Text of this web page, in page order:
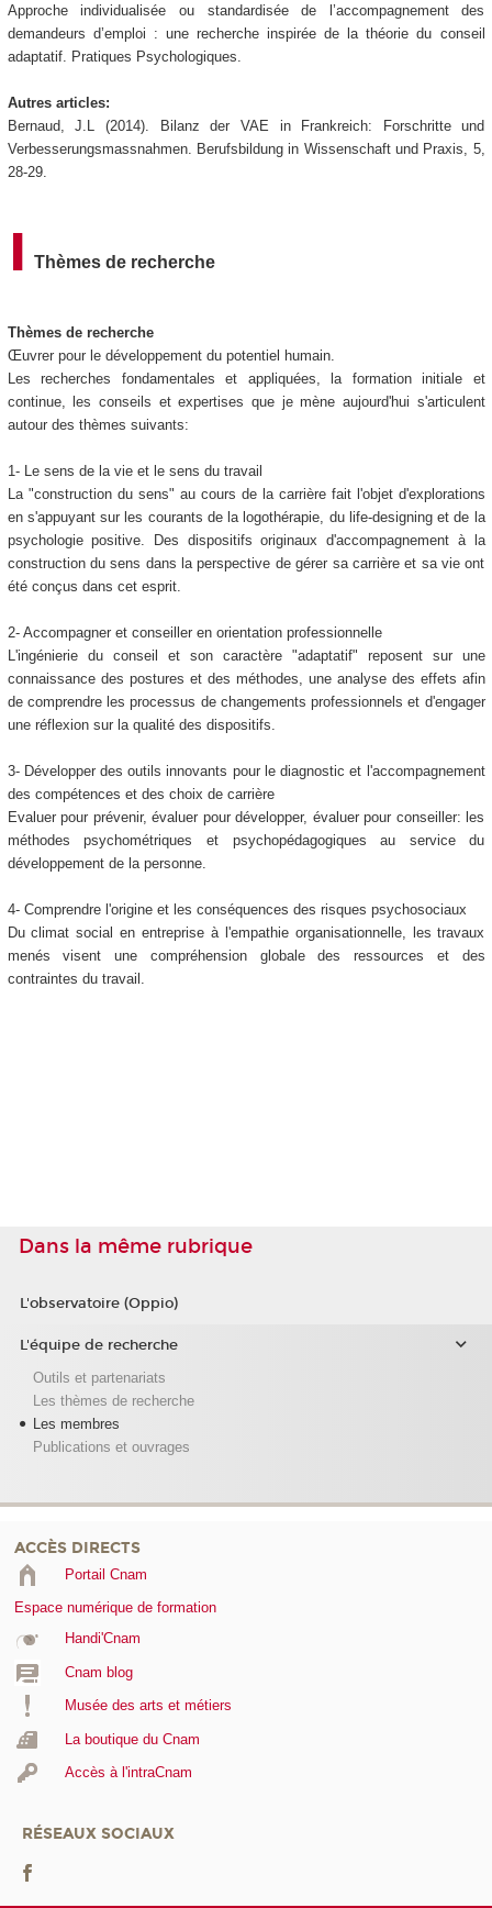
Approche individualisée ou standardisée de l’accompagnement des
demandeurs d’emploi : une recherche inspirée de la théorie du conseil
adaptatif. Pratiques Psychologiques.
Autres articles:
Bernaud, J.L (2014). Bilanz der VAE in Frankreich: Forschritte und
Verbesserungsmassnahmen. Berufsbildung in Wissenschaft und Praxis, 5,
28-29.
Thèmes de recherche
Thèmes de recherche
Œuvrer pour le développement du potentiel humain.
Les recherches fondamentales et appliquées, la formation initiale et
continue, les conseils et expertises que je mène aujourd'hui s'articulent
autour des thèmes suivants:
1- Le sens de la vie et le sens du travail
La "construction du sens" au cours de la carrière fait l'objet d'explorations
en s'appuyant sur les courants de la logothérapie, du life-designing et de la
psychologie positive. Des dispositifs originaux d'accompagnement à la
construction du sens dans la perspective de gérer sa carrière et sa vie ont
été conçus dans cet esprit.
2- Accompagner et conseiller en orientation professionnelle
L'ingénierie du conseil et son caractère "adaptatif" reposent sur une
connaissance des postures et des méthodes, une analyse des effets afin
de comprendre les processus de changements professionnels et d'engager
une réflexion sur la qualité des dispositifs.
3- Développer des outils innovants pour le diagnostic et l'accompagnement
des compétences et des choix de carrière
Evaluer pour prévenir, évaluer pour développer, évaluer pour conseiller: les
méthodes psychométriques et psychopédagogiques au service du
développement de la personne.
4- Comprendre l'origine et les conséquences des risques psychosociaux
Du climat social en entreprise à l'empathie organisationnelle, les travaux
menés visent une compréhension globale des ressources et des
contraintes du travail.
Dans la même rubrique
L'observatoire (Oppio)
L'équipe de recherche
Outils et partenariats
Les thèmes de recherche
Les membres
Publications et ouvrages
ACCÈS DIRECTS
Portail Cnam
Espace numérique de formation
Handi'Cnam
Cnam blog
Musée des arts et métiers
La boutique du Cnam
Accès à l'intraCnam
RÉSEAUX SOCIAUX